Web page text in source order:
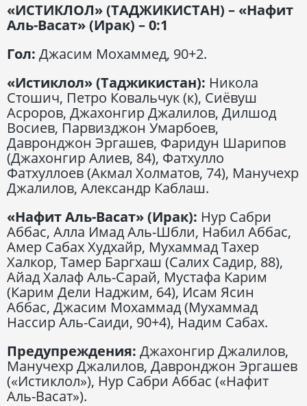
«ИСТИКЛОЛ» (ТАДЖИКИСТАН) – «Нафит
Аль-Васат» (Ирак) – 0:1
Гол: Джасим Мохаммед, 90+2.
«Истиклол» (Таджикистан): Никола
Стошич, Петро Ковальчук (к), Сиёвуш
Асроров, Джахонгир Джалилов, Дилшод
Восиев, Парвизджон Умарбоев,
Давронджон Эргашев, Фаридун Шарипов
(Джахонгир Алиев, 84), Фатхулло
Фатхуллоев (Акмал Холматов, 74), Манучехр
Джалилов, Александр Каблаш.
«Нафит Аль-Васат» (Ирак): Нур Сабри
Аббас, Алла Имад Аль-Шбли, Набил Аббас,
Амер Сабах Худхайр, Мухаммад Тахер
Халкор, Тамер Баргхаш (Салих Садир, 88),
Айад Халаф Аль-Сарай, Мустафа Карим
(Карим Дели Наджим, 64), Исам Ясин
Аббас, Джасим Мохаммад (Мухаммад
Нассир Аль-Саиди, 90+4), Надим Сабах.
Предупреждения: Джахонгир Джалилов,
Манучехр Джалилов, Давронджон Эргашев
(«Истиклол»), Нур Сабри Аббас («Нафит
Аль-Васат»).